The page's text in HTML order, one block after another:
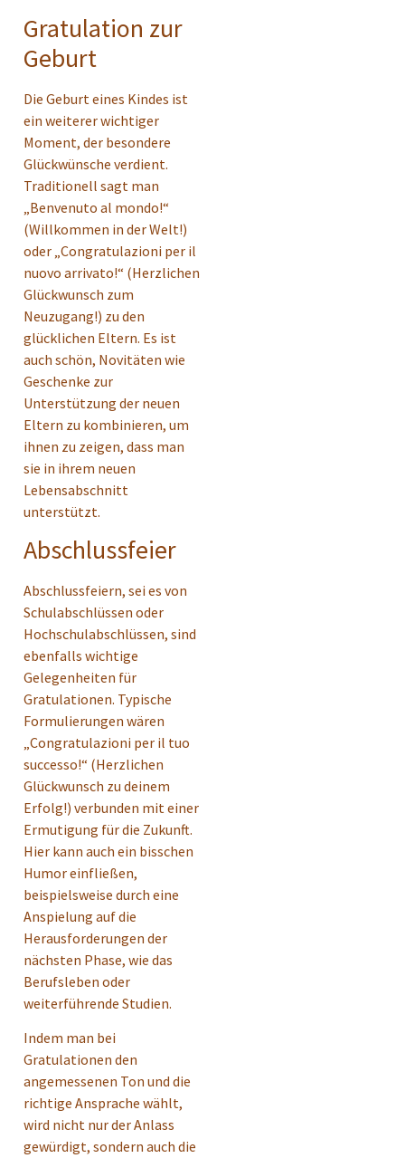
Gratulation zur
Geburt
Die Geburt eines Kindes ist
ein weiterer wichtiger
Moment, der besondere
Glückwünsche verdient.
Traditionell sagt man
„Benvenuto al mondo!“
(Willkommen in der Welt!)
oder „Congratulazioni per il
nuovo arrivato!“ (Herzlichen
Glückwunsch zum
Neuzugang!) zu den
glücklichen Eltern. Es ist
auch schön, Novitäten wie
Geschenke zur
Unterstützung der neuen
Eltern zu kombinieren, um
ihnen zu zeigen, dass man
sie in ihrem neuen
Lebensabschnitt
unterstützt.
Abschlussfeier
Abschlussfeiern, sei es von
Schulabschlüssen oder
Hochschulabschlüssen, sind
ebenfalls wichtige
Gelegenheiten für
Gratulationen. Typische
Formulierungen wären
„Congratulazioni per il tuo
successo!“ (Herzlichen
Glückwunsch zu deinem
Erfolg!) verbunden mit einer
Ermutigung für die Zukunft.
Hier kann auch ein bisschen
Humor einfließen,
beispielsweise durch eine
Anspielung auf die
Herausforderungen der
nächsten Phase, wie das
Berufsleben oder
weiterführende Studien.
Indem man bei
Gratulationen den
angemessenen Ton und die
richtige Ansprache wählt,
wird nicht nur der Anlass
gewürdigt, sondern auch die